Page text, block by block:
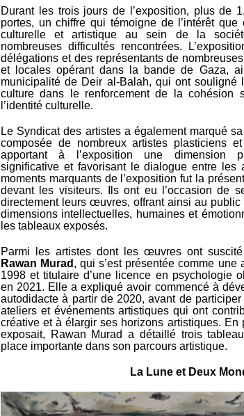
Durant les trois jours de l’exposition, plus de
portes, un chiffre qui témoigne de l’intérêt que
culturelle et artistique au sein de la
nombreuses difficultés rencontrées.
délégations et des représentants de
et locales opérant dans la bande de Gaza,
municipalité de Deir al-Balah, qui ont souligné
culture dans le renforcement de la cohésion
l’identité culturelle.
Le Syndicat des artistes a également marqué
composée de nombreux artistes plasticiens
apportant à l’exposition une dimension
significative et favorisant le dialogue entre les
moments marquants de l’exposition fut la
devant les visiteurs. Ils ont eu l’occasion de
directement leurs œuvres, offrant ainsi au
dimensions intellectuelles, humaines et
les tableaux exposés.
Parmi les artistes dont les œuvres ont
Rawan Murad , qui s’est présentée comme
1998 et titulaire d’une licence en psychologie
en 2021. Elle a expliqué avoir commencé à
autodidacte à partir de 2020, avant de
ateliers et événements artistiques qui ont
créative et à élargir ses horizons artistiques.
exposait, Rawan Murad a détaillé trois
place importante dans son parcours artistique.
La Lune et Deux